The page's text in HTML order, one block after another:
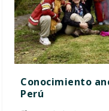
Conocimiento
Perú